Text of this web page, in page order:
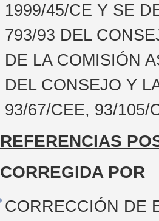
1999/45/CE Y SE
793/93 DEL
DE LA COMISIÓN
DEL CONSEJO Y
93/67/CEE, 93/105/
REFERENCIAS
CORREGIDA POR
CORRECCIÓN DE